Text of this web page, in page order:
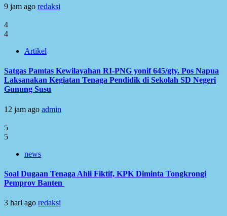
9 jam ago redaksi
4
4
Artikel
Satgas Pamtas Kewilayahan RI-PNG yonif 645/gty. Pos Napua
Laksanakan Kegiatan Tenaga Pendidik di Sekolah SD Negeri
Gunung Susu
12 jam ago admin
5
5
news
Soal Dugaan Tenaga Ahli Fiktif, KPK Diminta Tongkrongi
Pemprov Banten
3 hari ago redaksi